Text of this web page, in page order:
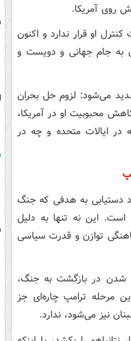
روی آمریکا.
او قرار ندارد و اکنون
به جام جهانی و دویست و
می‌شود: لزوم حل بحران
محبوبیت او در آمریکا،
در ایالات متحده و چه در
دستیابی به هدفی که جنگ
است. این نه تنها به دلیل
توازن و قدرت سیاسی
شدن در بازگشت به جنگ،
مرحله ترامپ چاره‌ای جز
نیز می‌شود، ندارد.